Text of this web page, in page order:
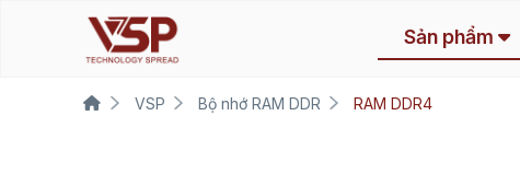
Sản phẩm
VSP Bộ nhớ RAM DDR RAM DDR4